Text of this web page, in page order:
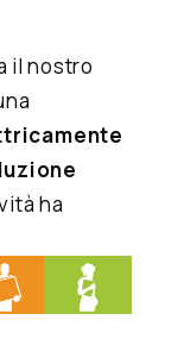
il nostro
ha